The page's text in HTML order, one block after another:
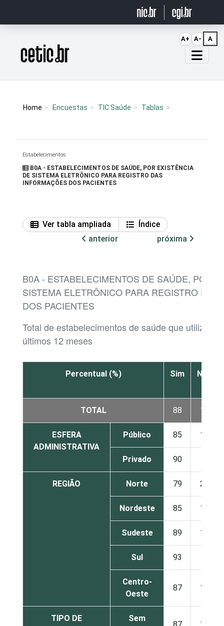
Página inicial
Home Encuestas TIC Saúde Tablas
Estabelecimentos
B0A - ESTABELECIMENTOS DE SAÚDE, POR EXISTÊNCIA
DE SISTEMA ELETRÔNICO PARA REGISTRO DAS
INFORMAÇÕES DOS PACIENTES
Ver tabla ampliada
Índice
anterior
próxima
B0A - ESTABELECIMENTOS DE SAÚDE, POR
SISTEMA ELETRÔNICO PARA REGISTRO DAS
DOS PACIENTES
Total de estabelecimentos de saúde que
últimos 12 meses
Percentual (%) Sim Não
TOTAL 88 12
ESFERA
ADMINISTRATIVA
Público 85 14
Privado 90
REGIÃO Norte 79 21
Nordeste 85 15
Sudeste 89 10
Sul 93
Centro-
Oeste
87 13
TIPO DE
Sem
A+ A- A